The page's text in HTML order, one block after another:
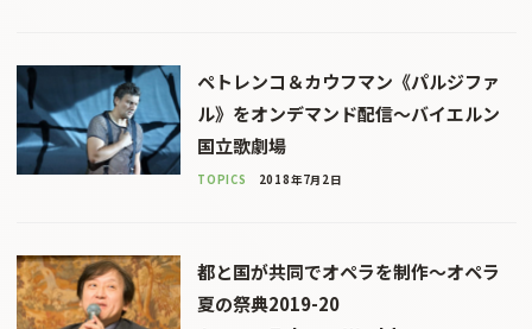
ペトレンコ＆カウフマン《パルジファ
ル》をオンデマンド配信〜バイエルン
国立歌劇場
TOPICS 2018年7月2日
都と国が共同でオペラを制作〜オペラ
夏の祭典2019-20